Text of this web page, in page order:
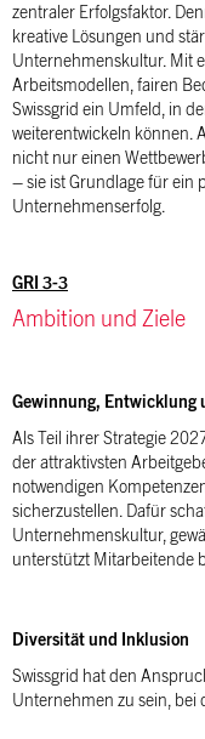
zentraler Erfolgsfaktor.
kreative Lösungen und
Unternehmenskultur. Mit
Arbeitsmodellen, fairen
Swissgrid ein Umfeld, in
weiterentwickeln können.
nicht nur einen
– sie ist Grundlage für ein
Unternehmenserfolg.
GRI 3-3
Ambition und Ziele
Gewinnung, Entwicklung
Als Teil ihrer Strategie
der attraktivsten
notwendigen
sicherzustellen. Dafür
Unternehmenskultur,
unterstützt Mitarbeitende
Diversität und Inklusion
Swissgrid hat den
Unternehmen zu sein, bei